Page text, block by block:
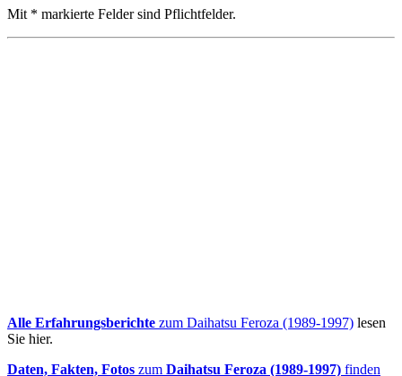
Mit * markierte Felder sind Pflichtfelder.
Alle Erfahrungsberichte zum Daihatsu Feroza (1989-1997) lesen
Sie hier.
Daten, Fakten, Fotos zum Daihatsu Feroza (1989-1997) finden